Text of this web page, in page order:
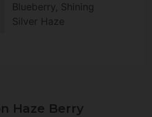
Blueberry, Shining
Silver Haze
Haze Berry